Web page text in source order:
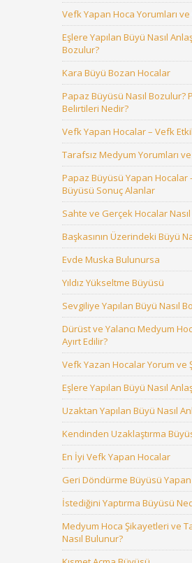
Vefk Yapan Hoca Yorumları
Eşlere Yapılan Büyü Nasıl
Bozulur?
Kara Büyü Bozan Hocalar
Papaz Büyüsü Nasıl Bozulur?
Belirtileri Nedir?
Vefk Yapan Hocalar – Vefk
Tarafsız Medyum Yorumları
Papaz Büyüsü Yapan Hocalar
Büyüsü Sonuç Alanlar
Sahte ve Gerçek Hocalar Nasıl
Başkasının Üzerindeki Büyü
Evde Muska Bulunursa
Yıldız Yükseltme Büyüsü
Sevgiliye Yapılan Büyü Nasıl
Dürüst ve Yalancı Medyum
Ayırt Edilir?
Vefk Yazan Hocalar Yorum ve
Eşlere Yapılan Büyü Nasıl
Uzaktan Yapılan Büyü Nasıl
Kendinden Uzaklaştırma
En İyi Vefk Yapan Hocalar
Geri Döndürme Büyüsü
İstediğini Yaptırma Büyüsü
Medyum Hoca Şikayetleri ve
Nasıl Bulunur?